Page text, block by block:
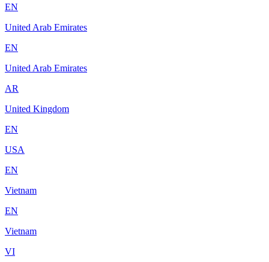
EN
United Arab Emirates
EN
United Arab Emirates
AR
United Kingdom
EN
USA
EN
Vietnam
EN
Vietnam
VI